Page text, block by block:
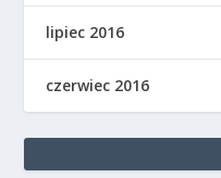
lipiec 2016
czerwiec 2016